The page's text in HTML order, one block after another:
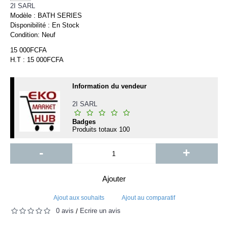
2I SARL
Modèle : BATH SERIES
Disponibilité : En Stock
Condition: Neuf
15 000FCFA
H.T : 15 000FCFA
Information du vendeur
2I SARL
Badges
Produits totaux 100
- +
Ajouter
Ajout aux souhaits Ajout au comparatif
0 avis / Écrire un avis